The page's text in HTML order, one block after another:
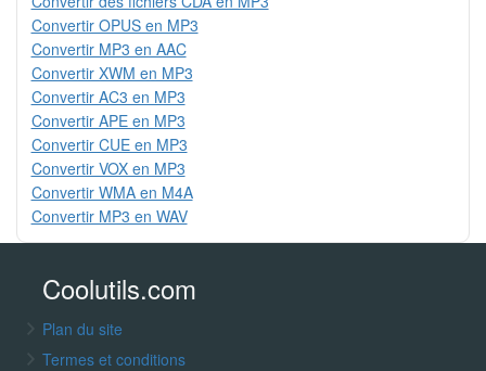
Convertir OPUS en MP3
Convertir MP3 en AAC
Convertir XWM en MP3
Convertir AC3 en MP3
Convertir APE en MP3
Convertir CUE en MP3
Convertir VOX en MP3
Convertir WMA en M4A
Convertir MP3 en WAV
Coolutils.com
Plan du site
Termes et conditions